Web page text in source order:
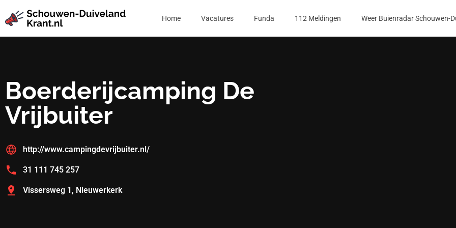
Home Vacatures Funda 112 Meldingen Weer Buienradar Schouwen-
Boerderijcamping De
Vrijbuiter
http://www.campingdevrijbuiter.nl/
31 111 745 257
Vissersweg 1, Nieuwerkerk